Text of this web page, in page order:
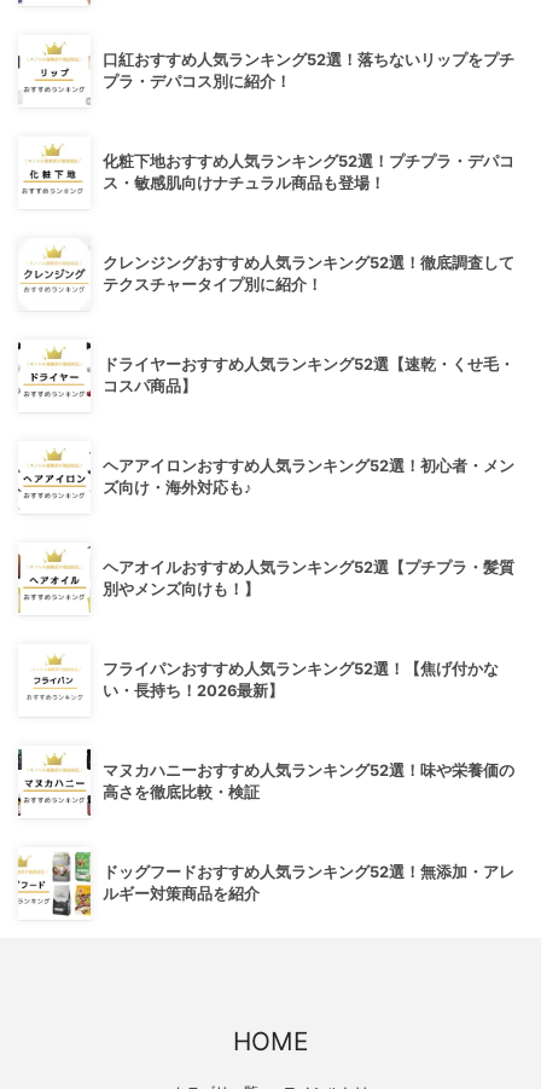
口紅おすすめ人気ランキング52選！落ちないリップをプチ
プラ・デパコス別に紹介！
化粧下地おすすめ人気ランキング52選！プチプラ・デパコ
ス・敏感肌向けナチュラル商品も登場！
クレンジングおすすめ人気ランキング52選！徹底調査して
テクスチャータイプ別に紹介！
ドライヤーおすすめ人気ランキング52選【速乾・くせ毛・
コスパ商品】
ヘアアイロンおすすめ人気ランキング52選！初心者・メン
ズ向け・海外対応も♪
ヘアオイルおすすめ人気ランキング52選【プチプラ・髪質
別やメンズ向けも！】
フライパンおすすめ人気ランキング52選！【焦げ付かな
い・長持ち！2026最新】
マヌカハニーおすすめ人気ランキング52選！味や栄養価の
高さを徹底比較・検証
ドッグフードおすすめ人気ランキング52選！無添加・アレ
ルギー対策商品を紹介
HOME